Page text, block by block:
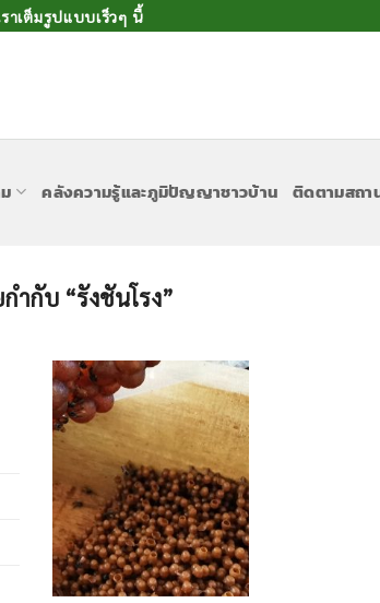
เต็มรูปแบบเร็วๆ นี้
คลังความรู้และภูมิปัญญาชาวบ้าน ติดตามสถา
ำกับ “รังชันโรง”